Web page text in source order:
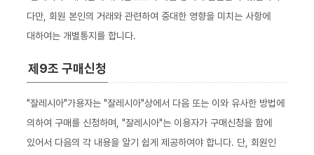
다만, 회원 본인의 거래와 관련하여 중대한 영향을 미치는 사항에
대하여는 개별통지를 합니다.
제9조 구매신청
"잘레시아"가용자는 "잘레시아"상에서 다음 또는 이와 유사한 방법에
의하여 구매를 신청하며, "잘레시아"는 이용자가 구매신청을 함에
있어서 다음의 각 내용을 알기 쉽게 제공하여야 합니다. 단, 회원인